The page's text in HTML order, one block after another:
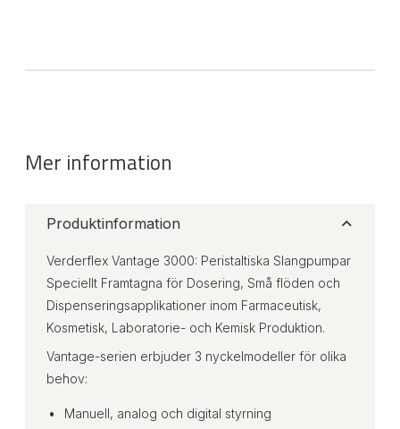
Mer information
Produktinformation
Verderflex Vantage 3000: Peristaltiska Slangpumpar
Speciellt Framtagna för Dosering, Små flöden och
Dispenseringsapplikationer inom Farmaceutisk,
Kosmetisk, Laboratorie- och Kemisk Produktion.
Vantage-serien erbjuder 3 nyckelmodeller för olika
behov:
Manuell, analog och digital styrning